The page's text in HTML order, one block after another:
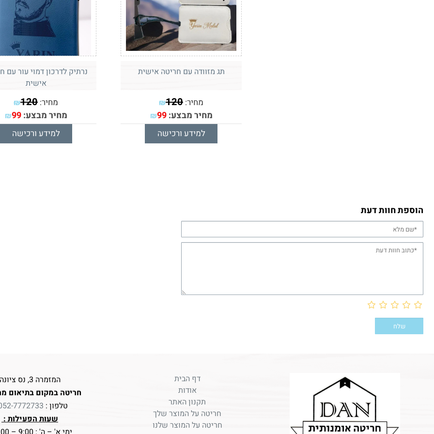
תג מזוודה עם חריטה אישית
מחיר: ₪120
מחיר מבצע: ₪99
למידע ורכישה
נרתיק לדרכון דמוי עור עם
אישית
מחיר: ₪120
מחיר מבצע: ₪99
למידע ורכישה
הוספת חוות דעת
דף הבית
אודות
תקנון האתר
חריטה על המוצר שלך
חריטה על המוצר שלנו
המזמרה 3, נס ציונה
חריטה במקום בתיאום
טלפון : 7772733
שעות הפעילות :